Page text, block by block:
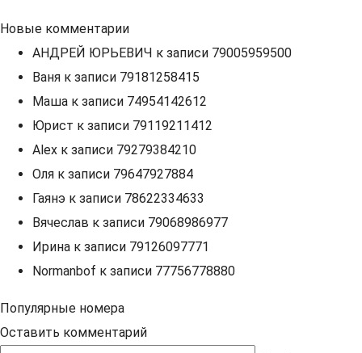
Новые комментарии
АНДРЕЙ ЮРЬЕВИЧ к записи 79005959500
Ваня к записи 79181258415
Маша к записи 74954142612
Юрист к записи 79119211412
Alex к записи 79279384210
Оля к записи 79647927884
Гаянэ к записи 78622334633
Вячеслав к записи 79068986977
Ирина к записи 79126097771
Normanbof к записи 77756778880
Популярные номера
Оставить комментарий